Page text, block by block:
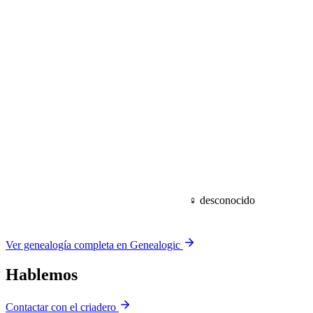
♀ desconocido
Ver genealogía completa en Genealogic
Hablemos
Contactar con el criadero